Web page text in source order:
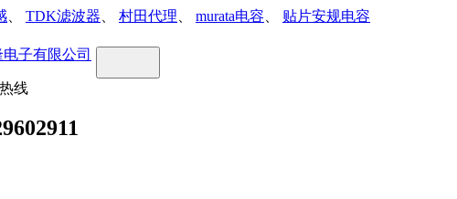
TDK滤波器 村田代理 murata电容
贴片安规电容
线